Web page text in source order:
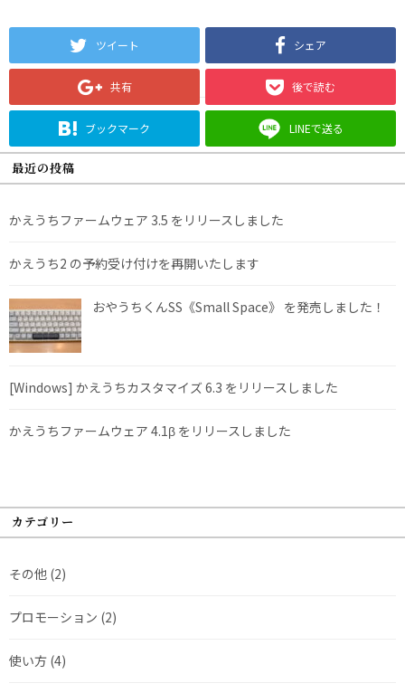
ツイート シェア
共有 後で読む
ブックマーク LINEで送る
最近の投稿
かえうちファームウェア 3.5 をリリースしました
かえうち2 の予約受け付けを再開いたします
おやうちくんSS《Small Space》 を発売しました！
[Windows] かえうちカスタマイズ 6.3 をリリースしました
かえうちファームウェア 4.1β をリリースしました
カテゴリー
その他 (2)
プロモーション (2)
使い方 (4)